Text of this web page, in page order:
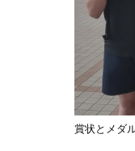
賞状とメダ